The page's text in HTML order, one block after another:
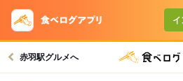
イ
赤羽駅グルメへ